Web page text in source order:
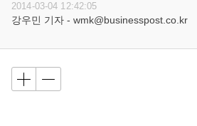
2014-03-04 12:42:05
강우민 기자 - wmk@businesspost.co.kr